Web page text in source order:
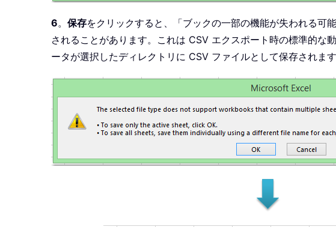
6。 保存をクリックすると、「ブックの一部の機能が失われる可
されることがあります。これは CSV エクスポート時の標準的な動
ータが選択したディレクトリに CSV ファイルとして保存されます